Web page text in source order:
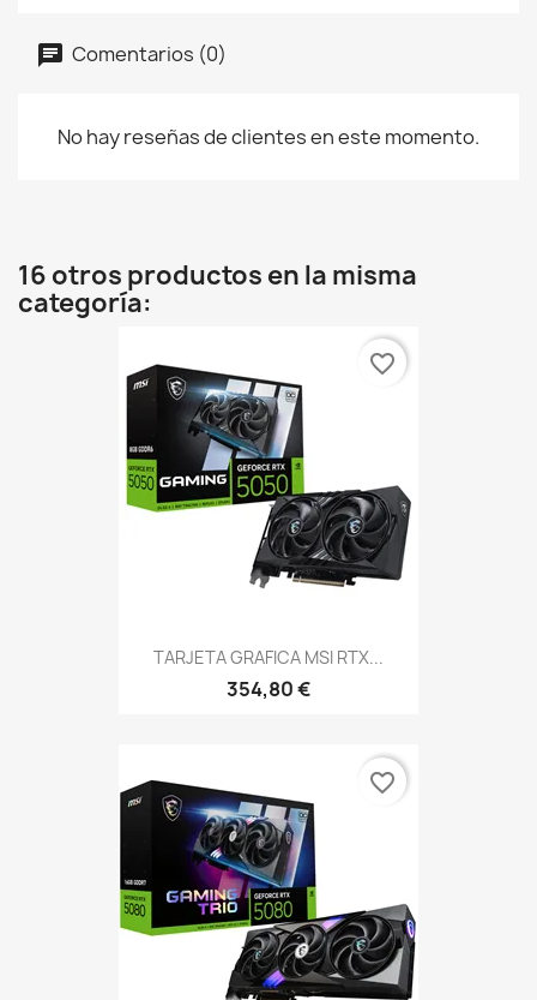
Comentarios (0)
No hay reseñas de clientes en este momento.
16 otros productos en la misma
categoría:
TARJETA GRAFICA MSI RTX...
354,80 €
favorite_border
favorite_border